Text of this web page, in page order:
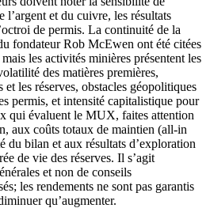
et du cuivre, les résultats
de permis. La continuité de la
fondateur Rob McEwen ont été citées
les activités minières présentent les
des matières premières,
et les réserves, obstacles géopolitiques
permis, et intensité capitalistique pour
qui évaluent le MUX, faites attention
aux coûts totaux de maintien (all-in
du bilan et aux résultats d’exploration
de vie des réserves. Il s’agit
et non de conseils
les rendements ne sont pas garantis
qu’augmenter.